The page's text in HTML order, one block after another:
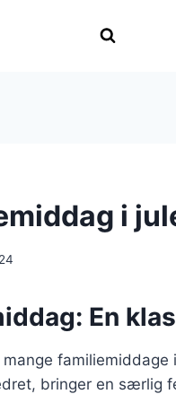
i
En
bringer en særlig